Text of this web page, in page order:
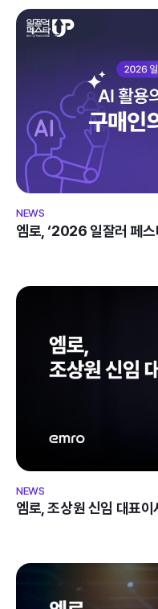
엠로, ‘2026 일잘러 페스
엠로, 조상원 신임 대표이